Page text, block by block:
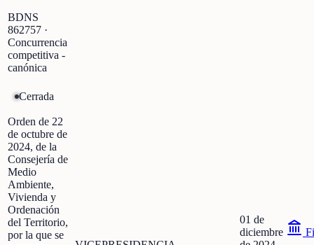
BDNS
862757 ·
Concurrencia
competitiva -
canónica
Cerrada
Orden de 22
de octubre de
2024, de la
Consejería de
Medio
Ambiente,
Vivienda y
Ordenación
del Territorio,
por la que se
01 de
diciembre